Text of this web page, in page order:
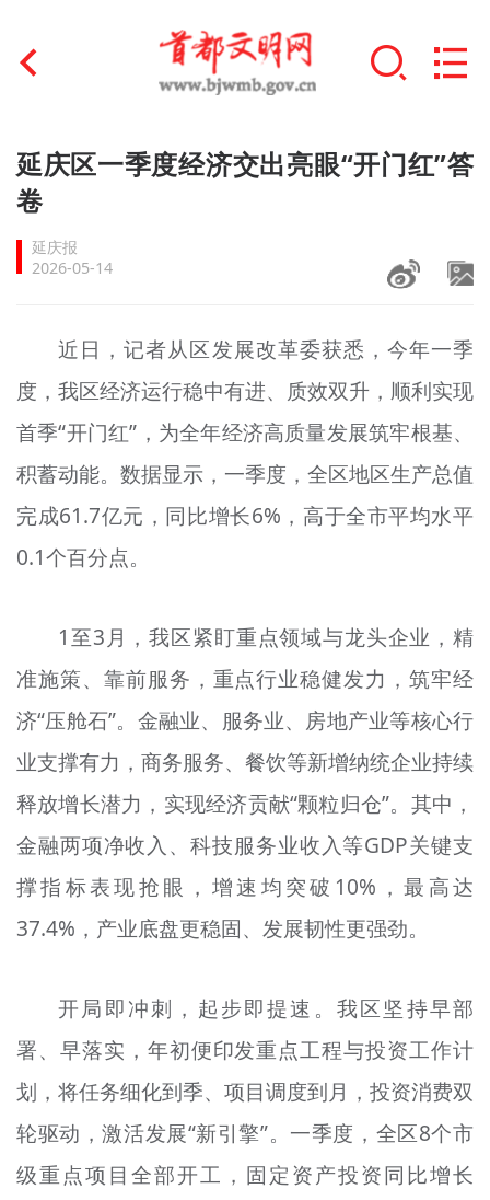
首页
文明创建
文明实践
未成年人思想道德建设
榜样人物
+
身边好人
文明评论
北京宣传文化引导基金
宣传思想文化人才
专题
资料库
+
延庆区一季度经济交出亮眼“开门红”答
卷
延庆报
2026-05-14
近日，记者从区发展改革委获悉，今年一季
度，我区经济运行稳中有进、质效双升，顺利实现
首季“开门红”，为全年经济高质量发展筑牢根基、
积蓄动能。数据显示，一季度，全区地区生产总值
完成61.7亿元，同比增长6%，高于全市平均水平
0.1个百分点。
1至3月，我区紧盯重点领域与龙头企业，精
准施策、靠前服务，重点行业稳健发力，筑牢经
济“压舱石”。金融业、服务业、房地产业等核心行
业支撑有力，商务服务、餐饮等新增纳统企业持续
释放增长潜力，实现经济贡献“颗粒归仓”。其中，
金融两项净收入、科技服务业收入等GDP关键支
撑指标表现抢眼，增速均突破10%，最高达
37.4%，产业底盘更稳固、发展韧性更强劲。
开局即冲刺，起步即提速。我区坚持早部
署、早落实，年初便印发重点工程与投资工作计
划，将任务细化到季、项目调度到月，投资消费双
轮驱动，激活发展“新引擎”。一季度，全区8个市
级重点项目全部开工，固定资产投资同比增长